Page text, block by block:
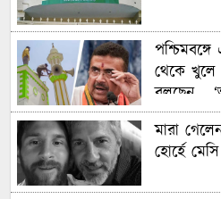
থেকে খুলে
বলছেন—
মারা
হোর্হে মেসি